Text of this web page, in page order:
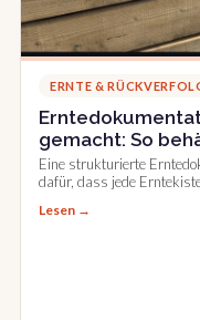
ERNTE &
gemacht: So
Kiste im Blick
Eine strukturierte
dafür, dass jede
ins Packhaus.
Lesen →